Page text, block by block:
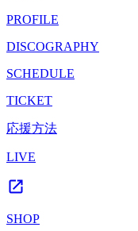
PROFILE
DISCOGRAPHY
SCHEDULE
TICKET
応援方法
LIVE
SHOP